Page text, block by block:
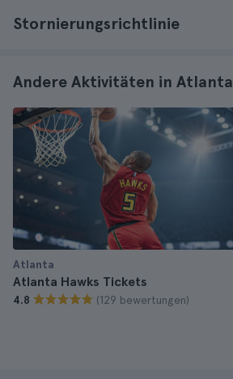
Stornierungsrichtlinie
Andere Aktivitäten in Atlanta
Atlanta
Atlanta Hawks Tickets
4.8 (129 bewertungen)